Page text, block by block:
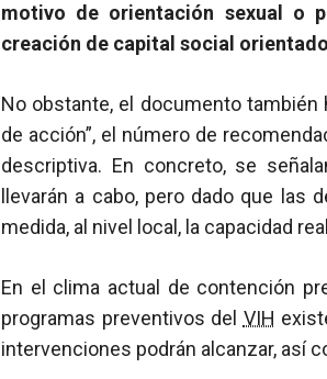
motivo de orientación sexual o
creación de capital social
No obstante, el documento también
de acción”, el número de
descriptiva. En concreto, se
llevarán a cabo, pero dado que
medida, al nivel local, la capacidad
En el clima actual de contención
programas preventivos del VIH
intervenciones podrán alcanzar, así